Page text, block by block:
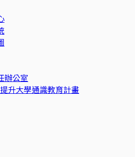
辦公室
升大學通識教育計畫